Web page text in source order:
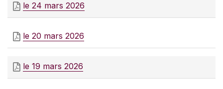
le 24 mars 2026
le 20 mars 2026
le 19 mars 2026